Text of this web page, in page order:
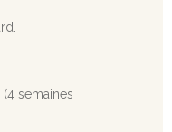
semaines